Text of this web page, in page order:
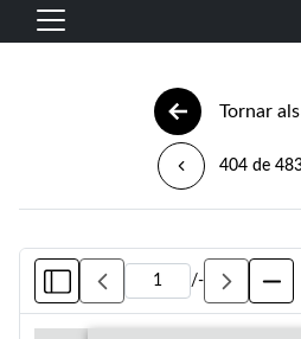
Vés al contingut
Navegació principal
Tornar
404 de
/-